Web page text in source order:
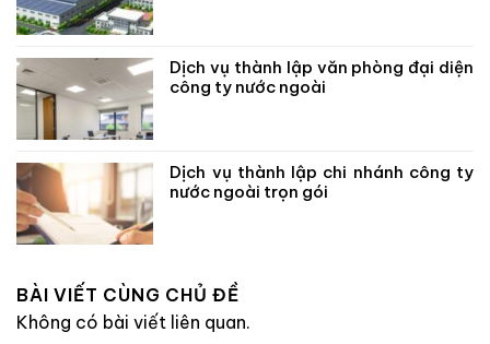
Dịch vụ thành lập văn phòng đại diện
công ty nước ngoài
Dịch vụ thành lập chi nhánh công ty
nước ngoài trọn gói
BÀI VIẾT CÙNG CHỦ ĐỀ
Không có bài viết liên quan.